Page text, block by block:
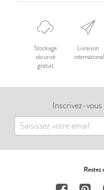
Stockage
sécurisé
gratuit
Livraison
Inscrivez-